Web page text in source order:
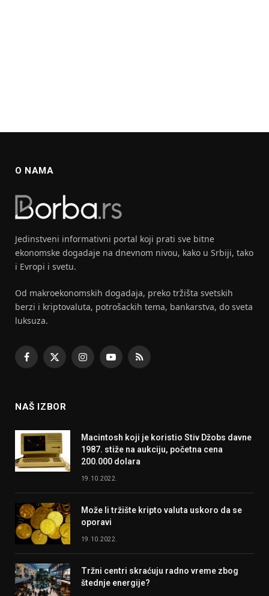
O NAMA
Jedinstveni informativni portal koji prati sve bitne
ekonomske dogadaje na dnevnom nivou, kako u Srbiji, tako
i Evropi i svetu.
Od makroekonomskih dogadaja, preko tržišta svetskih
berzi i kriptovaluta, potrošackih tema, bankarstva, do sveta
luksuza.
Facebook
X
InstagramYouTubeRSS
NAŠ IZBOR
Macintosh koji je koristio Stiv Džobs davne
1987. stiže na aukciju, početna cena
200.000 dolara
19.10.2022.
Može li tržište kripto valuta uskoro da se
oporavi
19.10.2022.
Tržni centri skraćuju radno vreme zbog
štednje energije?